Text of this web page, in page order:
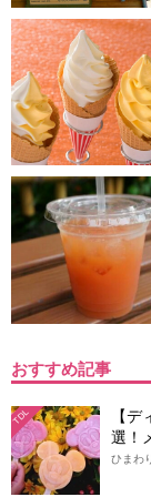
おすすめ記事
TDL
【
選！
ひまわ